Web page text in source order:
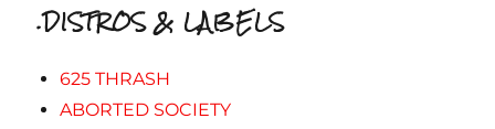
.DISTROS & LABELS
625 THRASH
ABORTED SOCIETY